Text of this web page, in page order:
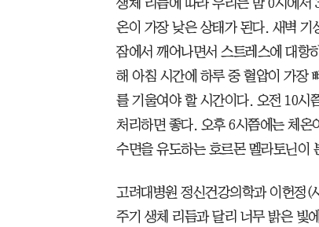
생체 리듬에 따라 우리는 밤 0시에서
온이 가장 낮은 상태가 된다. 새벽
잠에서 깨어나면서 스트레스에 대항
해 아침 시간에 하루 중 혈압이 가장
를 기울여야 할 시간이다. 오전 10시
처리하면 좋다. 오후 6시쯤에는 체
수면을 유도하는 호르몬 멜라토닌이
고려대병원 정신건강의학과 이헌정(
주기 생체 리듬과 달리 너무 밝은 빛